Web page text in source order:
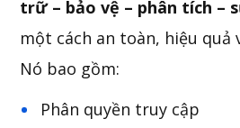
trữ – bảo vệ – phân tích –
một cách an toàn, hiệu quả
Nó bao gồm:
Phân quyền truy cập